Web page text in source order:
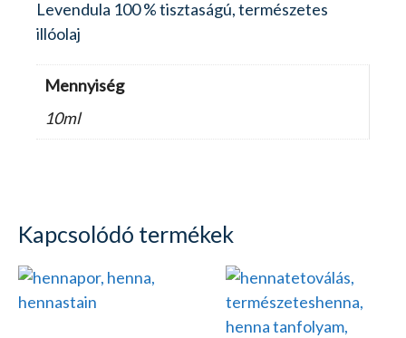
Levendula 100 % tisztaságú, természetes
illóolaj
Mennyiség
10ml
Kapcsolódó termékek